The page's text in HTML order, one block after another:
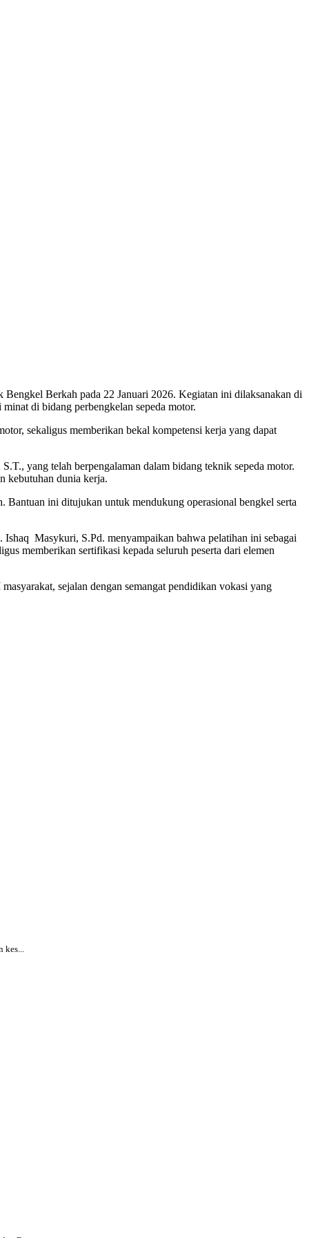
Berkah pada 22 Januari 2026. Kegiatan ini dilaksanakan di
di bidang perbengkelan sepeda motor.
sekaligus memberikan bekal kompetensi kerja yang dapat
yang telah berpengalaman dalam bidang teknik sepeda motor.
kebutuhan dunia kerja.
Bantuan ini ditujukan untuk mendukung operasional bengkel serta
Masykuri, S.Pd. menyampaikan bahwa pelatihan ini sebagai
memberikan sertifikasi kepada seluruh peserta dari elemen
sejalan dengan semangat pendidikan vokasi yang
kes...